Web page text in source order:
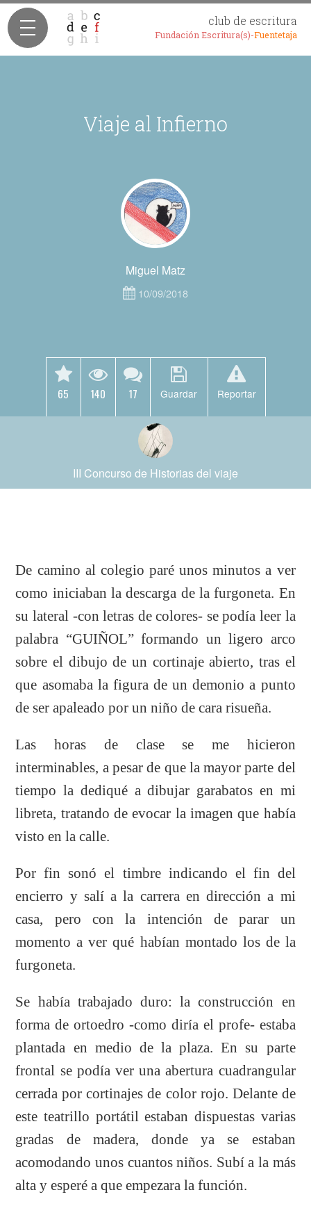
club de escritura
Fundación Escritura(s)-Fuentetaja
Viaje al Infierno
Miguel Matz
10/09/2018
65 140 17 Guardar Reportar
III Concurso de Historias del viaje
De camino al colegio paré unos minutos a ver
como iniciaban la descarga de la furgoneta. En
su lateral -con letras de colores- se podía leer la
palabra “GUIÑOL” formando un ligero arco
sobre el dibujo de un cortinaje abierto, tras el
que asomaba la figura de un demonio a punto
de ser apaleado por un niño de cara risueña.
Las horas de clase se me hicieron
interminables, a pesar de que la mayor parte del
tiempo la dediqué a dibujar garabatos en mi
libreta, tratando de evocar la imagen que había
visto en la calle.
Por fin sonó el timbre indicando el fin del
encierro y salí a la carrera en dirección a mi
casa, pero con la intención de parar un
momento a ver qué habían montado los de la
furgoneta.
Se había trabajado duro: la construcción en
forma de ortoedro -como diría el profe- estaba
plantada en medio de la plaza. En su parte
frontal se podía ver una abertura cuadrangular
cerrada por cortinajes de color rojo. Delante de
este teatrillo portátil estaban dispuestas varias
gradas de madera, donde ya se estaban
acomodando unos cuantos niños. Subí a la más
alta y esperé a que empezara la función.